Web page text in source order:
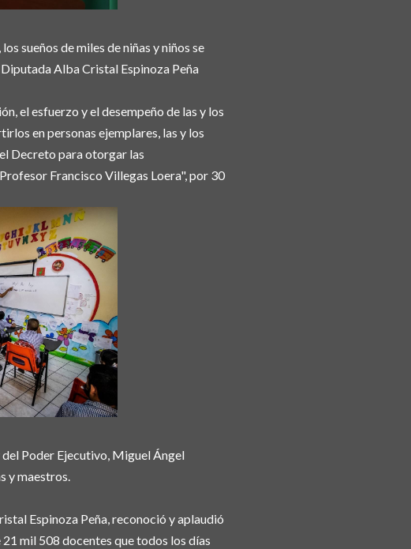
sueños de miles de niñas y niños se
Diputada Alba Cristal Espinoza Peña
el esfuerzo y el desempeño de las y los
en personas ejemplares, las y los
Decreto para otorgar las
Francisco Villegas Loera", por 30
Poder Ejecutivo, Miguel Ángel
y maestros.
Espinoza Peña, reconoció y aplaudió
mil 508 docentes que todos los días